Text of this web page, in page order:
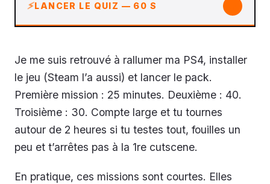
LANCER LE QUIZ — 60 S
Je me suis retrouvé à rallumer ma PS4, installer
le jeu (Steam l’a aussi) et lancer le pack.
Première mission : 25 minutes. Deuxième : 40.
Troisième : 30. Compte large et tu tournes
autour de 2 heures si tu testes tout, fouilles un
peu et t’arrêtes pas à la 1re cutscene.
En pratique, ces missions sont courtes. Elles